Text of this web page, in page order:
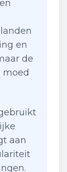
en
en
de
moed
aan